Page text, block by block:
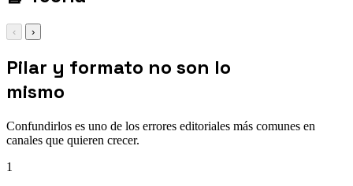
‹ ›
Pilar y formato no son lo
mismo
Confundirlos es uno de los errores editoriales más comunes en
canales que quieren crecer.
1